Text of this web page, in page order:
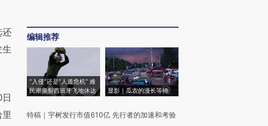
方
比
还
编辑推荐
“入侵”还是“人道危机” 难
民潮撕裂西班牙飞地休达
显影｜瓜农的漫长等待
特稿 ｜ 宇树发行市值610亿 先行者的加速和考验